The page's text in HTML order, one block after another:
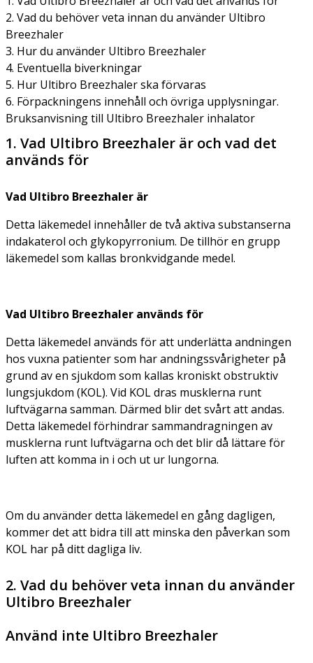
2. Vad du behöver veta innan du använder Ultibro
Breezhaler
3. Hur du använder Ultibro Breezhaler
4. Eventuella biverkningar
5. Hur Ultibro Breezhaler ska förvaras
6. Förpackningens innehåll och övriga upplysningar.
Bruksanvisning till Ultibro Breezhaler inhalator
1. Vad Ultibro Breezhaler är och vad det
används för
Vad Ultibro Breezhaler är
Detta läkemedel innehåller de två aktiva substanserna
indakaterol och glykopyrronium. De tillhör en grupp
läkemedel som kallas bronkvidgande medel.
Vad Ultibro Breezhaler används för
Detta läkemedel används för att underlätta andningen
hos vuxna patienter som har andningssvårigheter på
grund av en sjukdom som kallas kroniskt obstruktiv
lungsjukdom (KOL). Vid KOL dras musklerna runt
luftvägarna samman. Därmed blir det svårt att andas.
Detta läkemedel förhindrar sammandragningen av
musklerna runt luftvägarna och det blir då lättare för
luften att komma in i och ut ur lungorna.
Om du använder detta läkemedel en gång dagligen,
kommer det att bidra till att minska den påverkan som
KOL har på ditt dagliga liv.
2. Vad du behöver veta innan du använder
Ultibro Breezhaler
Använd inte Ultibro Breezhaler